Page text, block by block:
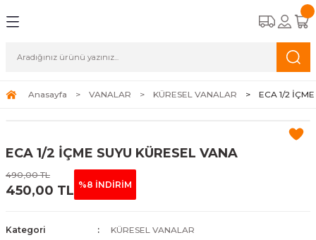
KASET TİPİ FAN COİLLER
FAN COİLLER
COİLLER
KAZANLAR
APAREYLERİ
APAREYLERİ
Anasayfa VANALAR KÜRESEL VANALAR ECA 1/2
ECA 1/2 İÇME SUYU KÜRESEL VANA
490,00 TL
450,00 TL %8 İNDİRİM
Kategori
KÜRESEL VANALAR